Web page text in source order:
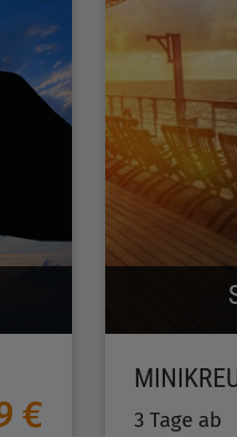
€ 3 Tage ab